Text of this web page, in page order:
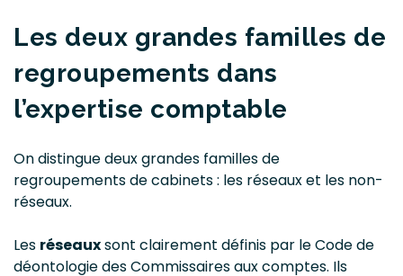
Les deux grandes familles de
regroupements dans
l’expertise comptable
On distingue deux grandes familles de
regroupements de cabinets : les réseaux et les non-
réseaux.
Les réseauxsont clairement définis par le Code de
déontologie des Commissaires aux comptes. Ils